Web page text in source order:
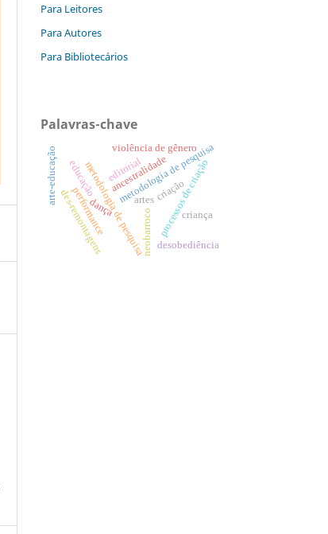
Para Leitores
Para Autores
Para Bibliotecários
Palavras-chave
metodologia de pesquisa
metodologia de pesquisaprocessos de criação
artes
dança
performance
ancestralidade
neobarroco desobediência
violência de gênero
editorial
educação
des-remontagens criação
criança
arte-educação